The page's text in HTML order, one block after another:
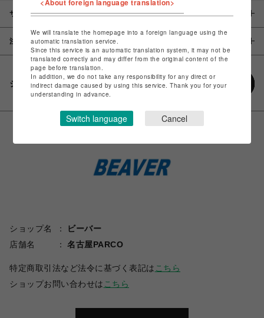
サイズ
注意事項
シェアする
ショップ名
ビーバー
店舗名
名古屋PARCO
特定商取引法など法令に基づく表記は こちら
ショップお問い合わせは こちら
<About foreign language translation>
We will translate the homepage into a foreign language using the
automatic translation service.
Since this service is an automatic translation system, it may not be
translated correctly and may differ from the original content of the
page before translation.
In addition, we do not take any responsibility for any direct or
indirect damage caused by using this service. Thank you for your
understanding in advance.
Switch language Cancel